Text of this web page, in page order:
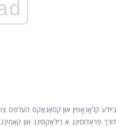
ביידע קלאָנאָפּין און קסאַנאַקס העלפּס
דורך פּראַדוסינג אַ רילאַקסינג און